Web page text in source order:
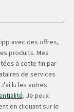
avec des offres,
produits. Mes
à cette fin par
de services
lu les autres
. Je peux
en cliquant sur le